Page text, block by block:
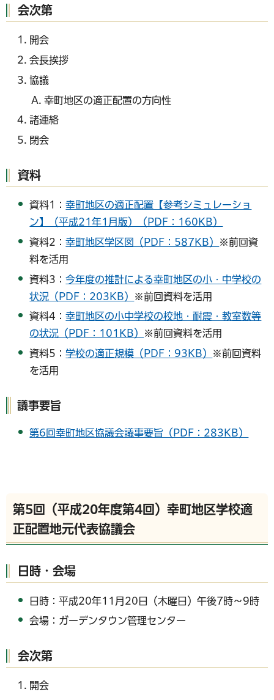
会次第
開会
会長挨拶
協議
幸町地区の適正配置の方向性
諸連絡
閉会
資料
資料1：幸町地区の適正配置【参考シミュレーショ
ン】（平成21年1月版）（PDF：160KB）
資料2：幸町地区学区図（PDF：587KB）
※前回資
料を活用
資料3：今年度の推計による幸町地区の小・中学校の
状況（PDF：203KB）
※前回資料を活用
資料4：幸町地区の小中学校の校地・耐震・教室数等
の状況（PDF：101KB）
※前回資料を活用
資料5：学校の適正規模（PDF：93KB）
※前回資料
を活用
議事要旨
第6回幸町地区協議会議事要旨（PDF：283KB）
第5回（平成20年度第4回）幸町地区学校適
正配置地元代表協議会
日時・会場
日時：平成20年11月20日（木曜日）午後7時～9時
会場：ガーデンタウン管理センター
会次第
開会